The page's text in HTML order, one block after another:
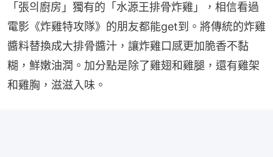
「張의廚房」獨有的「水源王排骨炸雞」，相信看過
電影《炸雞特攻隊》的朋友都能get到。將傳統的炸雞
醬料替換成大排骨醬汁，讓炸雞口感更加脆香不黏
糊，鮮嫩油潤。加分點是除了雞翅和雞腿，還有雞架
和雞胸，滋滋入味。